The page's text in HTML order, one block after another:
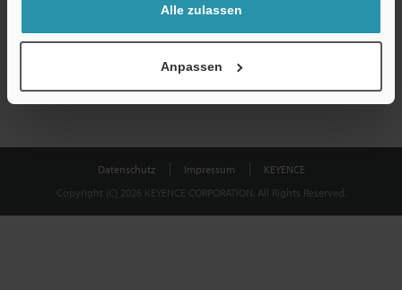
Alle zulassen
Anpassen
Datenschutz
Datenschutz Impressum
KEYENCE
Copyright (C) 2026 KEYENCE CORPORATION. All Rights Reserved.